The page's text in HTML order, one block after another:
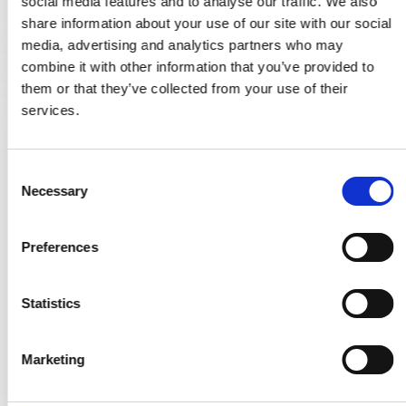
share information about your use of our site with our social
media, advertising and analytics partners who may
combine it with other information that you’ve provided to
them or that they’ve collected from your use of their
services.
Necessary
Preferences
Statistics
Marketing
Dörrknackare - Franskt dörrhandtag - Nickel